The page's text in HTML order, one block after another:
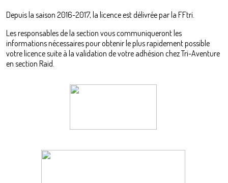
Depuis la saison 2016-2017, la licence est délivrée par la FFtri.
Les responsables de la section vous communiqueront les
informations nécessaires pour obtenir le plus rapidement possible
votre licence suite à la validation de votre adhésion chez Tri-Aventure
en section Raid.